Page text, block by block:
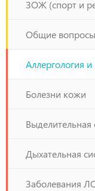
ЗОЖ (спорт и
Общие вопросы
Аллергология
Болезни кожи
Выделительная
Дыхательная
Заболевания